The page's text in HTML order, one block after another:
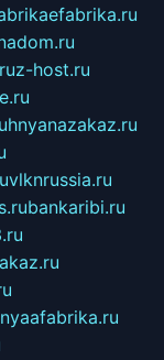
z-host.ru
vlknrussia.ru
bankaribi.ru